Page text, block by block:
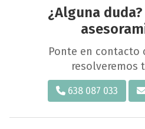
¿Alguna
Ponte en contacto
resolveremos
638 087 033